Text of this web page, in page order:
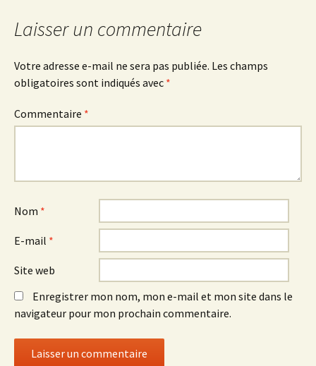
articles
Laisser un commentaire
Votre adresse e-mail ne sera pas publiée. Les champs
obligatoires sont indiqués avec *
Commentaire *
Nom *
E-mail *
Site web
Enregistrer mon nom, mon e-mail et mon site dans le
navigateur pour mon prochain commentaire.